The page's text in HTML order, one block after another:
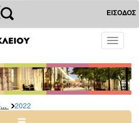
ΕΙΣΟΔΟΣ
Toggle
... 2022